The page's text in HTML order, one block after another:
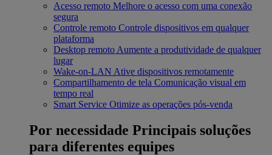
Acesso remoto Melhore o acesso com uma conexão
segura
Controle remoto Controle dispositivos em qualquer
plataforma
Desktop remoto Aumente a produtividade de qualquer
lugar
Wake-on-LAN Ative dispositivos remotamente
Compartilhamento de tela Comunicação visual em
tempo real
Smart Service Otimize as operações pós-venda
Por necessidade Principais soluções
para diferentes equipes